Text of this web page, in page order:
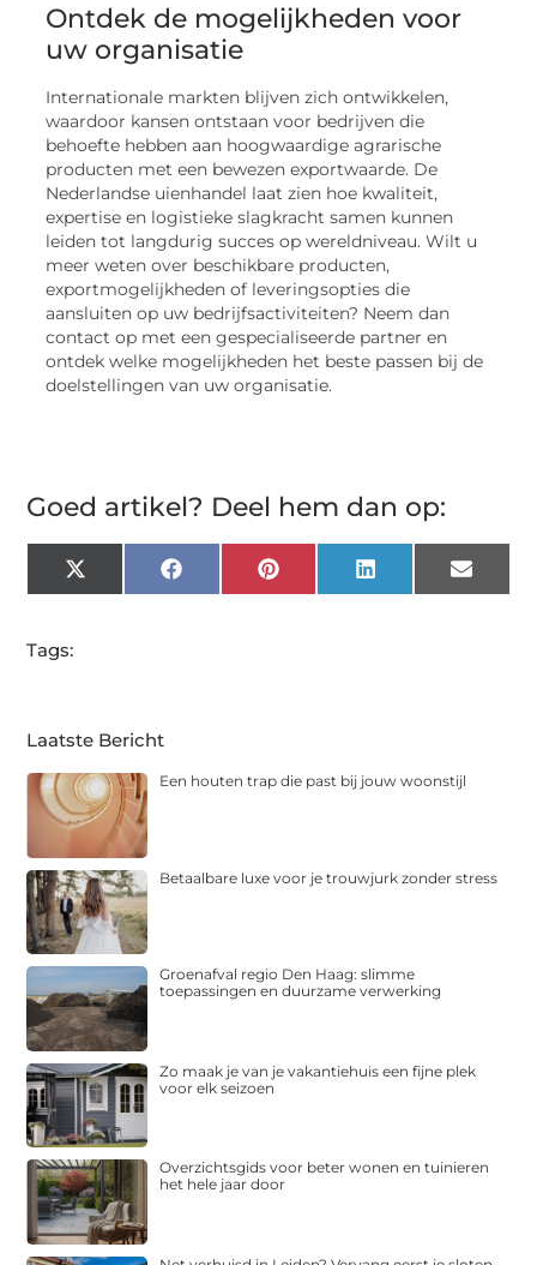
Ontdek de mogelijkheden voor
uw organisatie
Internationale markten blijven zich ontwikkelen,
waardoor kansen ontstaan voor bedrijven die
behoefte hebben aan hoogwaardige agrarische
producten met een bewezen exportwaarde. De
Nederlandse uienhandel laat zien hoe kwaliteit,
expertise en logistieke slagkracht samen kunnen
leiden tot langdurig succes op wereldniveau. Wilt u
meer weten over beschikbare producten,
exportmogelijkheden of leveringsopties die
aansluiten op uw bedrijfsactiviteiten? Neem dan
contact op met een gespecialiseerde partner en
ontdek welke mogelijkheden het beste passen bij de
doelstellingen van uw organisatie.
Goed artikel? Deel hem dan op:
X
(Twitter)
FacebookPinterest LinkedIn Email
Tags:
Laatste Bericht
Een houten trap die past bij jouw woonstijl
Betaalbare luxe voor je trouwjurk zonder stress
Groenafval regio Den Haag: slimme
toepassingen en duurzame verwerking
Zo maak je van je vakantiehuis een fijne plek
voor elk seizoen
Overzichtsgids voor beter wonen en tuinieren
het hele jaar door